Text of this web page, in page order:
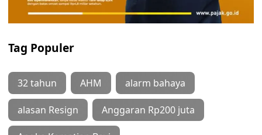
Tag Populer
32 tahun AHM alarm bahaya
alasan Resign Anggaran Rp200 juta